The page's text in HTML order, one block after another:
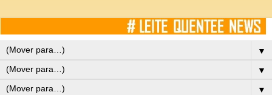
▼
▼
▼